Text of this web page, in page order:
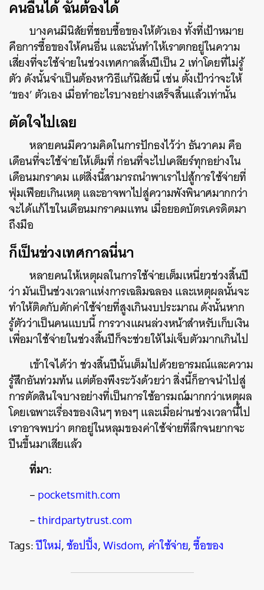
คนอื่นได้ ฉันต้องได้
บางคนมีนิสัยที่ชอบซื้อของให้ตัวเอง ทั้งที่เป้าหมาย
คือการซื้อของให้คนอื่น และนั่นทำให้เราตกอยู่ในความ
เสี่ยงที่จะใช้จ่ายในช่วงเทศกาลสิ้นปีเป็น 2 เท่าโดยที่ไม่รู้
ตัว ดังนั้นจำเป็นต้องหาวิธีแก้นิสัยนี้ เช่น ตั้งเป้าว่าจะให้
‘ของ’ ตัวเอง เมื่อทำอะไรบางอย่างเสร็จสิ้นแล้วเท่านั้น
ตัดใจไปเลย
หลายคนมีความคิดในการปักธงไว้ว่า ธันวาคม คือ
เดือนที่จะใช้จ่ายให้เต็มที่ ก่อนที่จะไปเคลียร์ทุกอย่างใน
เดือนมกราคม แต่สิ่งนี้สามารถนำพาเราไปสู้การใช้จ่ายที่
ฟุ่มเฟือยเกินเหตุ และอาจพาไปสู่ความพังพินาศมากกว่า
จะได้แก้ไขในเดือนมกราคมแทน เมื่อยอดบัตรเครดิตมา
ถึงมือ
ก็เป็นช่วงเทศกาลนี่นา
หลายคนให้เหตุผลในการใช้จ่ายเต็มเหนี่ยวช่วงสิ้นปี
ว่า มันเป็นช่วงเวลาแห่งการเฉลิมฉลอง และเหตุผลนั้นจะ
ทำให้ติดกับดักค่าใช้จ่ายที่สูงเกินงบประมาณ ดังนั้นหาก
รู้ตัวว่าเป็นคนแบบนี้ การวางแผนล่วงหน้าสำหรับเก็บเงิน
เพื่อมาใช้จ่ายในช่วงสิ้นปีก็จะช่วยให้ไม่เจ็บตัวมากเกินไป
เข้าใจได้ว่า ช่วงสิ้นปีนั้นเต็มไปด้วยอารมณ์และความ
รู้สึกอันท่วมท้น แต่ต้องพึงระวังด้วยว่า สิ่งนี้ก็อาจนำไปสู่
การตัดสินใจบางอย่างที่เป็นการใช้อารมณ์มากกว่าเหตุผล
โดยเฉพาะเรื่องของเงินๆ ทองๆ และเมื่อผ่านช่วงเวลานี้ไป
เราอาจพบว่า ตกอยู่ในหลุมของค่าใช้จ่ายที่ลึกจนยากจะ
ปีนขึ้นมาเสียแล้ว
ที่มา:
–pocketsmith.com
–thirdpartytrust.com
Tags:ปีใหม่,ช้อปปิ้ง,Wisdom, ค่าใช้จ่าย,ซื้อของ
ค้นหา